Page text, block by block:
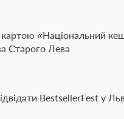
«Національний
Старого Лева
BestsellerFest у